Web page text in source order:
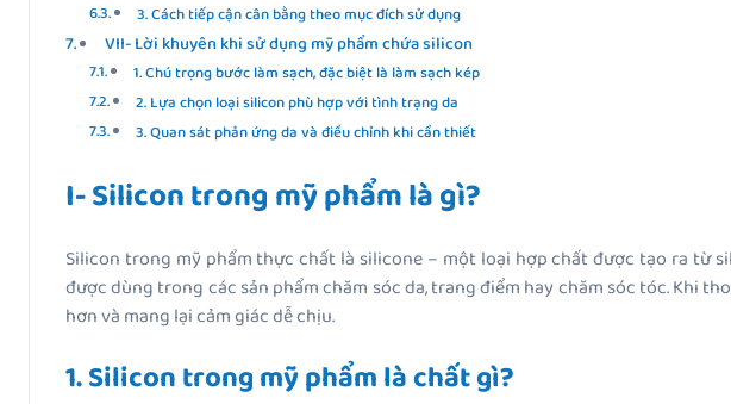
3. Cách tiếp cận cân bằng theo mục đích sử dụng
VII- Lời khuyên khi sử dụng mỹ phẩm chứa silicon
1. Chú trọng bước làm sạch, đặc biệt là làm sạch kép
2. Lựa chọn loại silicon phù hợp với tình trạng da
3. Quan sát phản ứng da và điều chỉnh khi cần thiết
I- Silicon trong mỹ phẩm là gì?
Silicon trong mỹ phẩm thực chất là silicone – một loại hợp chất được tạo ra từ
được dùng trong các sản phẩm chăm sóc da, trang điểm hay chăm sóc tóc. Khi
hơn và mang lại cảm giác dễ chịu.
1. Silicon trong mỹ phẩm là chất gì?